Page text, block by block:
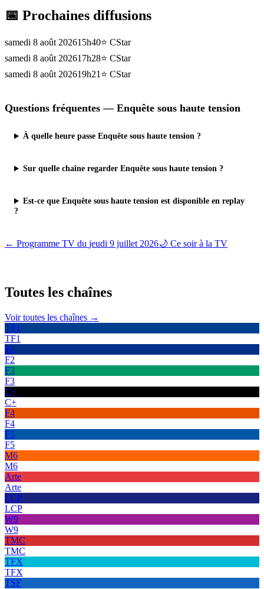
📅 Prochaines diffusions
samedi 8 août 202615h40⭐ CStar
samedi 8 août 202617h28⭐ CStar
samedi 8 août 202619h21 ⭐ CStar
Questions fréquentes — Enquête sous haute tension
À quelle heure passe Enquête sous haute tension ?
Sur quelle chaîne regarder Enquête sous haute tension ?
Est-ce que Enquête sous haute tension est disponible en replay
?
← Programme TV du jeudi 9 juillet 2026🌙 Ce soir à la TV
Toutes les chaînes
Voir toutes les chaînes →
TF1
TF1
F2
F2
F3
F3
C+
C+
F4
F4
F5
F5
M6
M6
Arte
Arte
LCP
LCP
W9
W9
TMC
TMC
TFX
TFX
TSF